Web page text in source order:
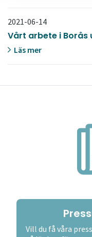
2021-06-14
Vårt arbete i
Läs mer
Vill du få våra